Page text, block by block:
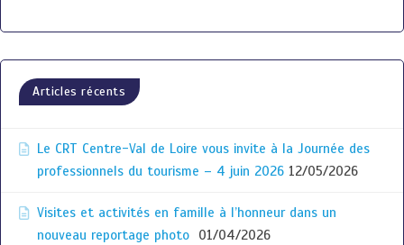
Articles récents
Le CRT Centre-Val de Loire vous invite à la Journée des
professionnels du tourisme – 4 juin 2026 12/05/2026
Visites et activités en famille à l’honneur dans un
nouveau reportage photo
01/04/2026